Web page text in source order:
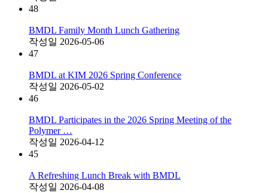
48
BMDL Family Month Lunch Gathering
작성일 2026-05-06
47
BMDL at KIM 2026 Spring Conference
작성일 2026-05-02
46
BMDL Participates in the 2026 Spring Meeting of the
Polymer …
작성일 2026-04-12
45
A Refreshing Lunch Break with BMDL
작성일 2026-04-08